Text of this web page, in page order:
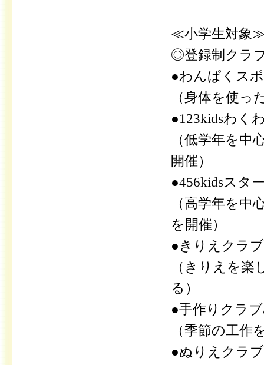
≪小学生対象
◎登録制クラ
●わんぱくス
（身体を使っ
●123kidsわく
（低学年を
開催）
●456kidsスタ
（高学年を
を開催）
●きりえクラ
（きりえを
る）
●手作りクラ
（季節の工
●ぬりえクラ